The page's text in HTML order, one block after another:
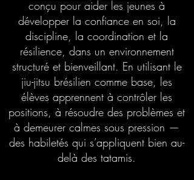
conçu pour aider les jeunes à
développer la confiance en soi, la
discipline, la coordination et la
résilience, dans un environnement
structuré et bienveillant. En utilisant le
jiu-jitsu brésilien comme base, les
élèves apprennent à contrôler les
positions, à résoudre des problèmes et
à demeurer calmes sous pression —
des habiletés qui s’appliquent bien au-
delà des tatamis.